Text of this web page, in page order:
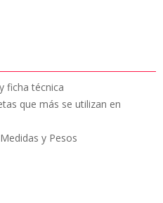
ficha técnica
que más se utilizan en
y Pesos